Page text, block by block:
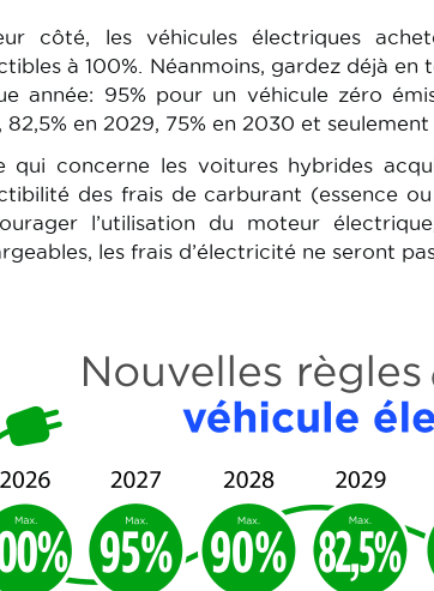
côté, les véhicules électriques
à 100%. Néanmoins, gardez déjà
année: 95% pour un véhicule zéro
82,5% en 2029, 75% en 2030 et seulement
qui concerne les voitures hybrides
des frais de carburant (essence
l’utilisation du moteur
les frais d’électricité ne seront